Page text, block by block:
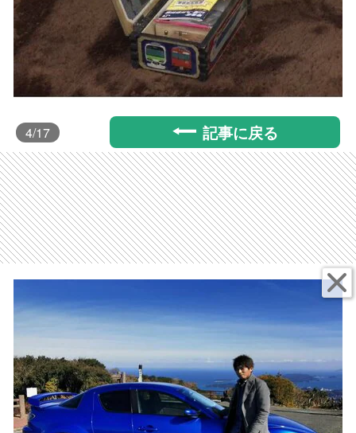
4/17 記事に戻る